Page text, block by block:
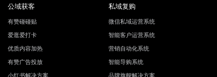
公域获客
有赞碰碰贴
爱逛爱打卡
优质内容加热
有赞广告投放
小红书解决方案
私域复购
微信私域运营系统
智能客户运营系统
营销自动化系统
智能导购系统
品牌旗舰解决方案